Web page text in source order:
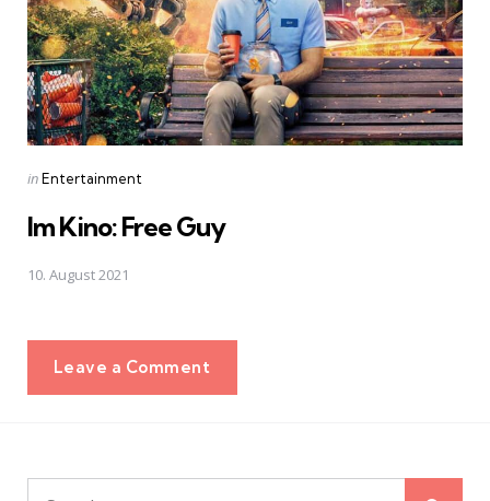
Posted
inEntertainment
Im Kino: Free Guy
10. August 2021
Leave a Comment